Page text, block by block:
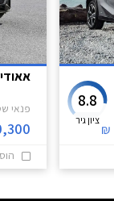
₪
8.8
ציון גיר
אאודי Q2
פנאי